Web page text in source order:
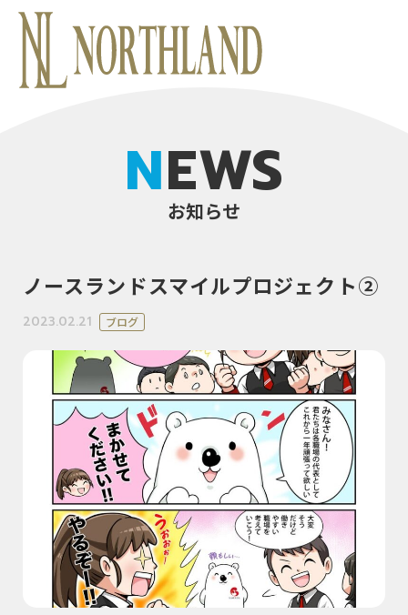
NEWS
お知らせ
ノースランドスマイルプロジェクト②
2023.02.21 ブログ